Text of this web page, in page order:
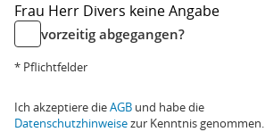
Frau Herr Divers keine Angabe
vorzeitig abgegangen?
* Pflichtfelder
Ich akzeptiere dieAGB und habe die
Datenschutzhinweisezur Kenntnis genommen.